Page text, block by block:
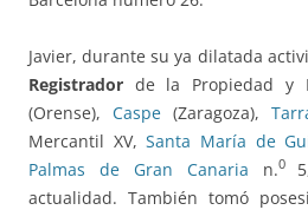
Javier, durante su ya dilatada
Registrador de la Propiedad y
(Orense), Caspe(Zaragoza),
Mercantil XV,Santa María de
Palmas de Gran Canaria n.0
actualidad. También tomó